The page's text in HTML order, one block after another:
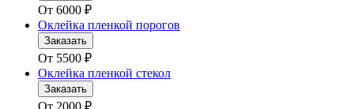
От 6000 ₽
Оклейка пленкой порогов
Заказать
От 5500 ₽
Оклейка пленкой стекол
Заказать